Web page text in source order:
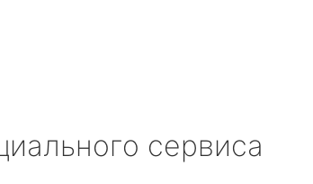
сервиса